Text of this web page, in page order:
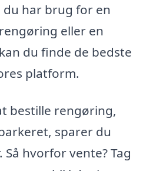
du har brug for en
eller en
du finde de bedste
platform.
bestille rengøring,
sparer du
hvorfor vente? Tag